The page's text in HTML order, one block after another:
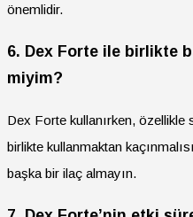
önemlidir.
6. Dex Forte ile birlikte
miyim?
Dex Forte kullanırken, özellikle
birlikte kullanmaktan
başka bir ilaç almayın.